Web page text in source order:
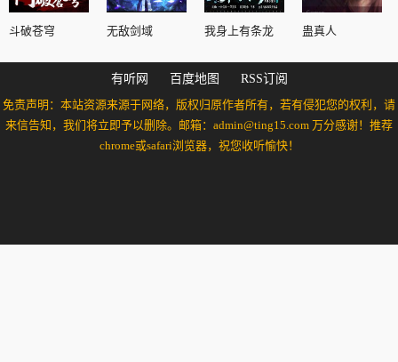
斗破苍穹 无敌剑域 我身上有条龙 蛊真人
有听网 百度地图
RSS订阅
免责声明：本站资源来源于网络，版权归原作者所有，若有侵犯您的权利，请
来信告知，我们将立即予以删除。邮箱：admin@ting15.com 万分感谢！推荐
chrome或safari浏览器，祝您收听愉快！